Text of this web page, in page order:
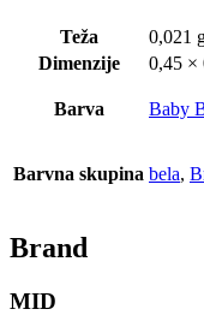
Teža
0,021
Dimenzije
0,45 ×
Barva Baby
Barvna skupina bela,
Brand
MID